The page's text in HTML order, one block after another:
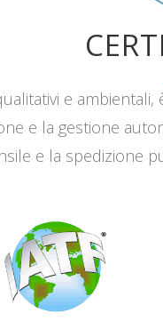
e ambientali,
e la gestione
e la spedizione